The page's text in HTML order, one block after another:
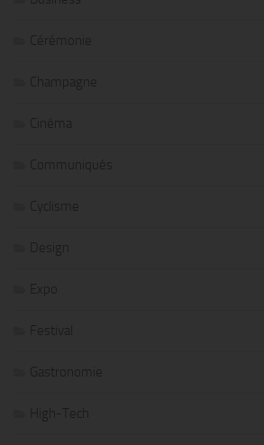
Cérémonie
Champagne
Cinéma
Communiqués
Cyclisme
Design
Expo
Festival
Gastronomie
High-Tech